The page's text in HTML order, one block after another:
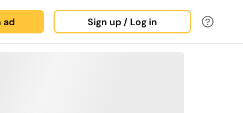
ad Sign up / Log in